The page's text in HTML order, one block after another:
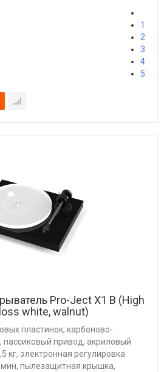
1
2
3
4
5
Pro-Ject X1 B (High
white, walnut)
пластинок, карбоново-
привод, акриловый
кг, электронная регулировка
мин, пылезащитная крышка,